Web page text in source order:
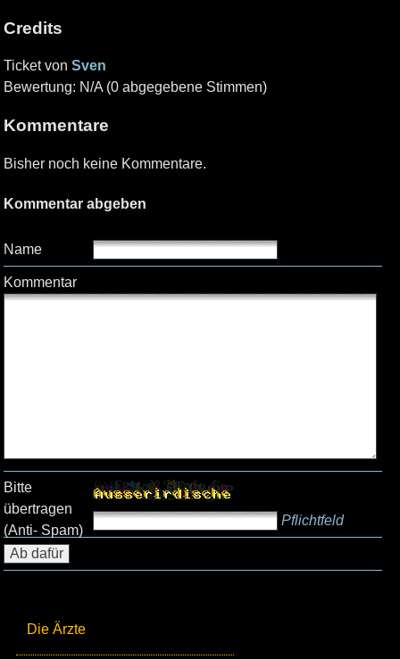
Die Ärzte
Credits
Ticket von Sven
Bewertung: N/A (0 abgegebene Stimmen)
Kommentare
Bisher noch keine Kommentare.
Kommentar abgeben
Name
Kommentar
Bitte
übertragen
(Anti- Spam)
Pflichtfeld